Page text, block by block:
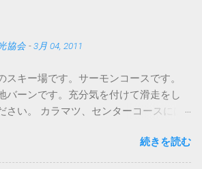
協会 -3月 04, 2011
スキー場です。サーモンコースです。
バーンです。充分気を付けて滑走をし
さい。 カラマツ、センターコースには
をどうぞ タイヤが地形に合わせて滑らか
ています。おかげでドンという振動が
続きを読む